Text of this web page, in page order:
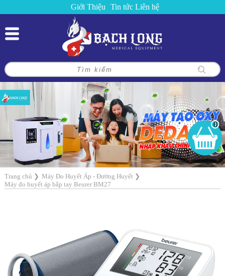
Giới Thiệu Tin tức Liên hệ
0
Trang chủ ❯ Máy Đo Huyết Áp - Đường Huyết❯
Máy đo huyết áp bắp tay Beurer BM27